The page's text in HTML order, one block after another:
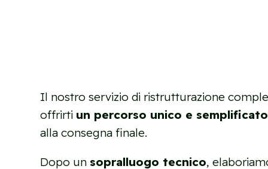
Il nostro servizio di ristrutturazione
offrirti un percorso unico e semplificato
alla consegna finale.
Dopo un sopralluogo tecnico,